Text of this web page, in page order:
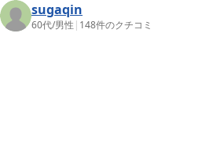
sugaqin
60代/男性 | 148件のクチコミ